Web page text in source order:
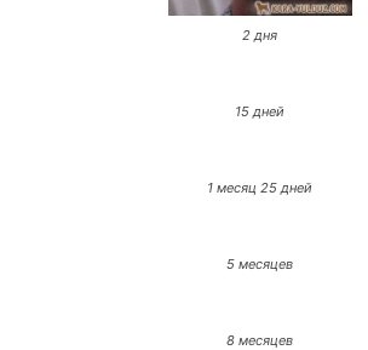
2 дня
15 дней
1 месяц 25 дней
5 месяцев
8 месяцев